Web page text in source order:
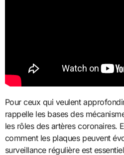
Pour ceux qui veulent
rappelle les bases des
les rôles des artères coronaires.
comment les plaques peuvent
surveillance régulière est